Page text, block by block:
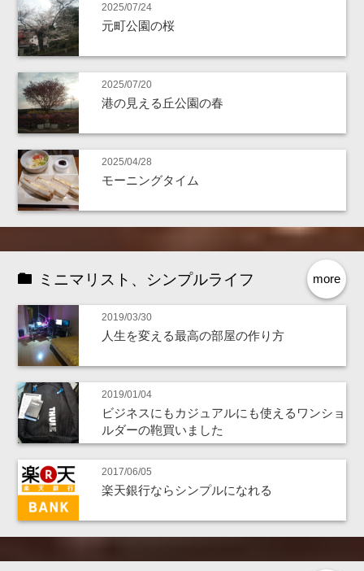
2025/07/24
元町公園の桜
2025/07/20
港の見える丘公園の春
2025/04/28
モーニングタイム
more
ミニマリスト、シンプルライフ
2019/03/30
人生を変える最高の部屋の作り方
2019/01/04
ビジネスにもカジュアルにも使えるワンショ
ルダーの鞄買いました
2017/06/05
楽天銀行ならシンプルになれる